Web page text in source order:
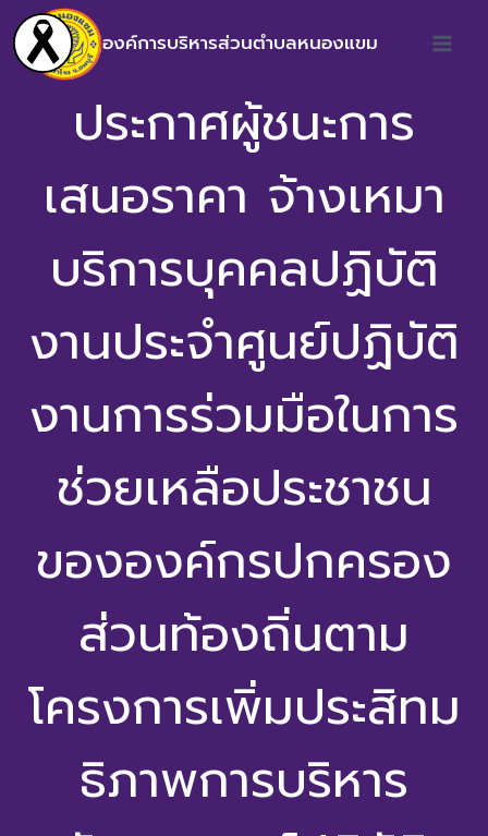
องค์การบริหารส่วนตำบลหนองแขม
ประกาศผู้ชนะการ
เสนอราคา จ้างเหมา
บริการบุคคลปฏิบัติ
งานประจำศูนย์ปฏิบัติ
งานการร่วมมือในการ
ช่วยเหลือประชาชน
ขององค์กรปกครอง
ส่วนท้องถิ่นตาม
โครงการเพิ่มประสิทม
ธิภาพการบริหาร